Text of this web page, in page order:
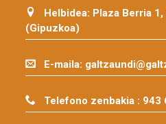
Helbidea: Plaza Berria
(Gipuzkoa)
E-maila:
Telefono zenbakia : 943